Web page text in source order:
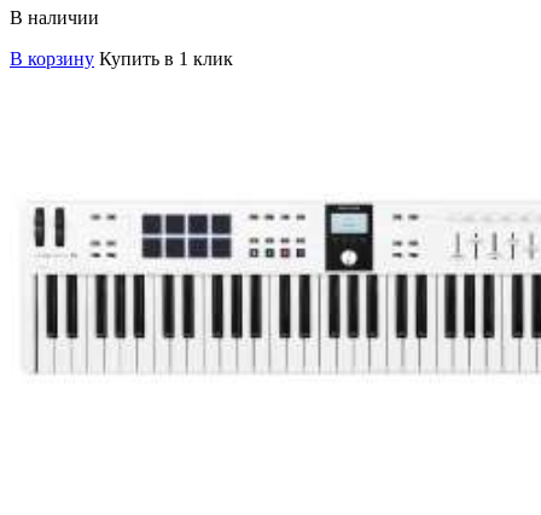
В наличии
В корзину Купить в 1 клик